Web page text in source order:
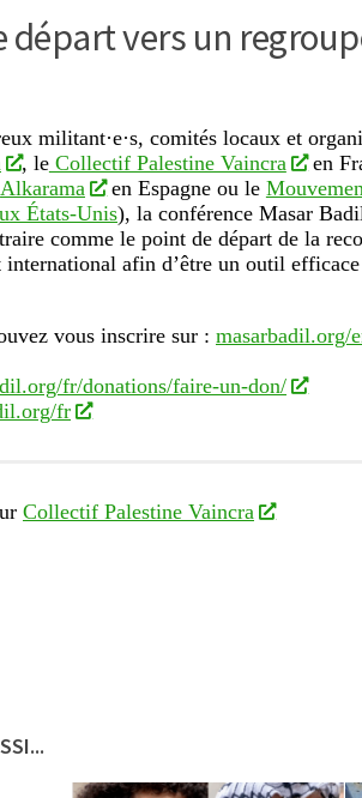
départ vers un
militant·e·s, comités locaux et
, leCollectif Palestine Vaincra
en
Alkarama en Espagne ou le
États-Unis), la conférence Masar
comme le point de départ de la
international afin d’être un outil
vous inscrire sur : masarbadil.org/
fr/donations/faire-un-don/
fr
Collectif Palestine Vaincra